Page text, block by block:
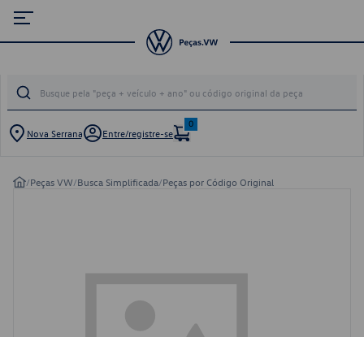
Nova Serrana Entre/registre-se
0
/Peças VW/Busca Simplificada/Peças por Código Original